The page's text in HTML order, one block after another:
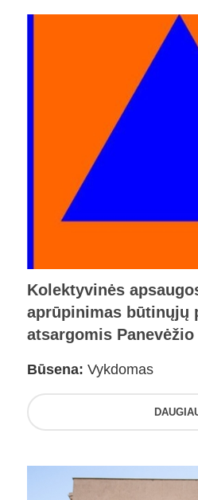
Kolektyvinės
aprūpinimas būtinųjų
atsargomis
Būsena: Vykdomas